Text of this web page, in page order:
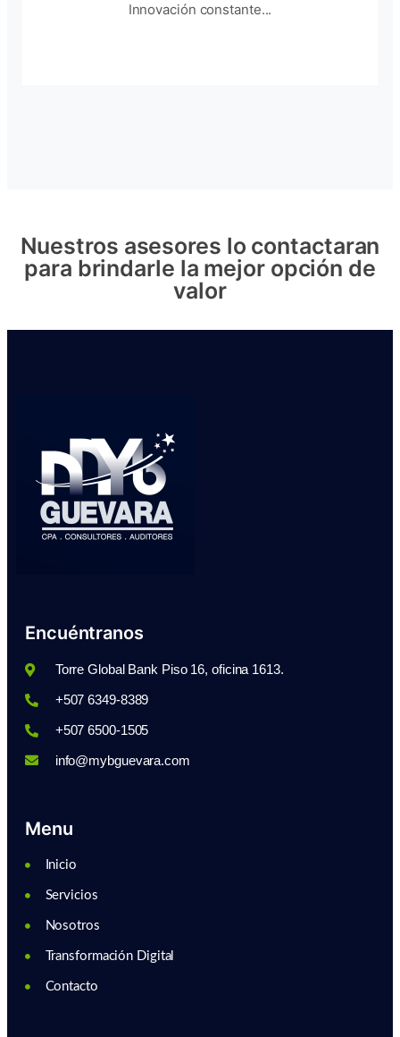
Innovación constante...
Nuestros asesores lo contactaran
para brindarle la mejor opción de
valor
Encuéntranos
Torre Global Bank Piso 16, oficina 1613.
+507 6349-8389
+507 6500-1505
info@mybguevara.com
Menu
Inicio
Servicios
Nosotros
Transformación Digital
Contacto